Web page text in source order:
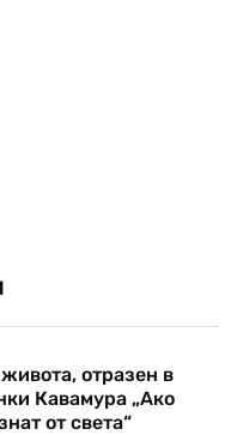
отразен в
Кавамура „Ако
от света“